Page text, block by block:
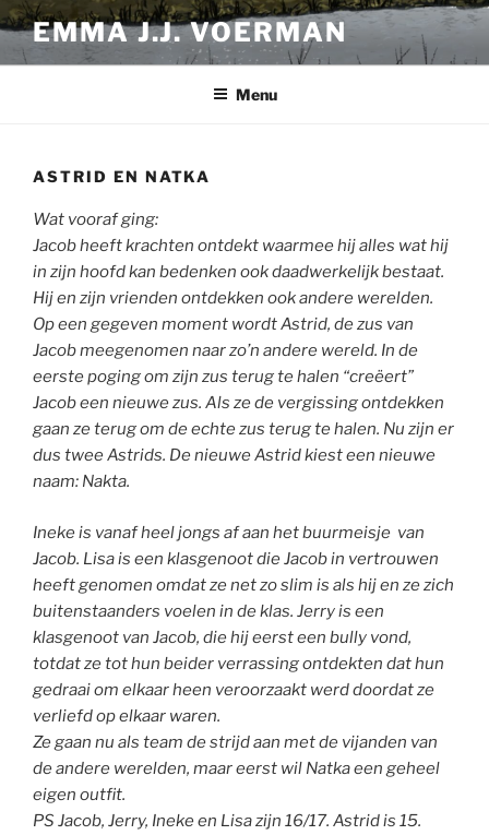
Ga
naar
de
EMMA J.J. VOERMAN
Menu
ASTRID EN NATKA
Wat vooraf ging:
Jacob heeft krachten ontdekt waarmee hij alles wat hij
in zijn hoofd kan bedenken ook daadwerkelijk bestaat.
Hij en zijn vrienden ontdekken ook andere werelden.
Op een gegeven moment wordt Astrid, de zus van
Jacob meegenomen naar zo’n andere wereld. In de
eerste poging om zijn zus terug te halen “creëert”
Jacob een nieuwe zus. Als ze de vergissing ontdekken
gaan ze terug om de echte zus terug te halen. Nu zijn er
dus twee Astrids. De nieuwe Astrid kiest een nieuwe
naam: Nakta.
Ineke is vanaf heel jongs af aan het buurmeisje van
Jacob. Lisa is een klasgenoot die Jacob in vertrouwen
heeft genomen omdat ze net zo slim is als hij en ze zich
buitenstaanders voelen in de klas. Jerry is een
klasgenoot van Jacob, die hij eerst een bully vond,
totdat ze tot hun beider verrassing ontdekten dat hun
gedraai om elkaar heen veroorzaakt werd doordat ze
verliefd op elkaar waren.
Ze gaan nu als team de strijd aan met de vijanden van
de andere werelden, maar eerst wil Natka een geheel
eigen outfit.
PS Jacob, Jerry, Ineke en Lisa zijn 16/17. Astrid is 15.